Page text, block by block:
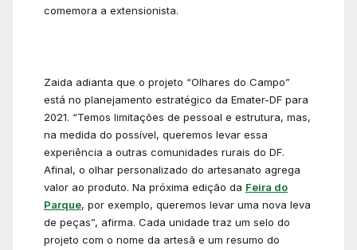
comemora a extensionista.
Zaida adianta que o projeto “Olhares do Campo”
está no planejamento estratégico da Emater-DF para
2021. “Temos limitações de pessoal e estrutura, mas,
na medida do possível, queremos levar essa
experiência a outras comunidades rurais do DF.
Afinal, o olhar personalizado do artesanato agrega
valor ao produto. Na próxima edição da Feira do
Parque, por exemplo, queremos levar uma nova leva
de peças”, afirma. Cada unidade traz um selo do
projeto com o nome da artesã e um resumo do